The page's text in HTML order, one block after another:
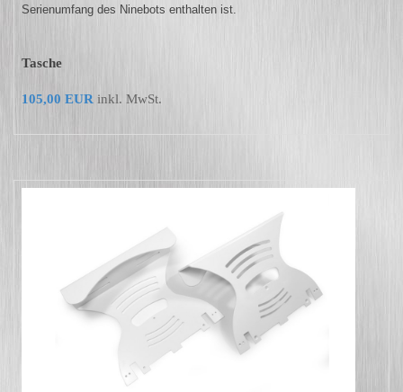
Serienumfang des Ninebots enthalten ist.
Tasche
105,00 EUR inkl. MwSt.